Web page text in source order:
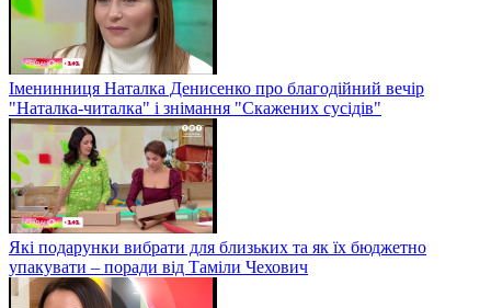
Іменинниця Наталка Денисенко про благодійний вечір
"Наталка-читалка" і знімання "Скажених сусідів"
Які подарунки вибрати для близьких та як їх бюджетно
упакувати – поради від Таміли Чехович